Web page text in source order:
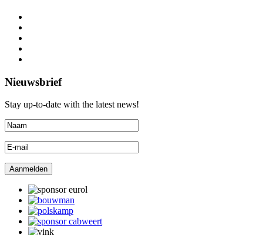
Nieuwsbrief
Stay up-to-date with the latest news!